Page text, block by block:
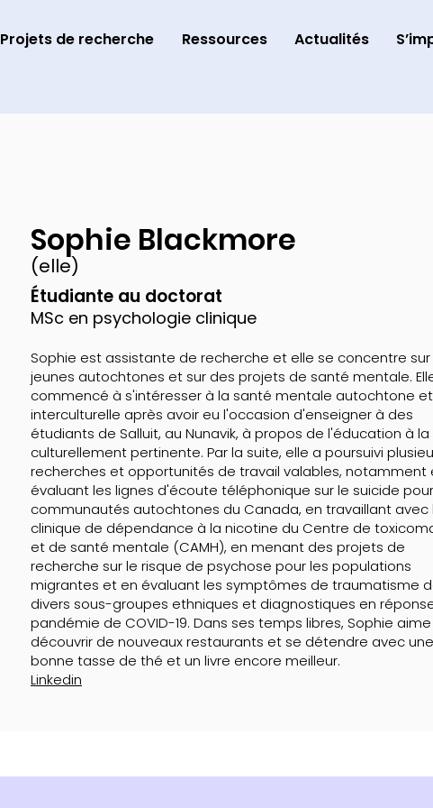
Projets de recherche Ressources Actualités
Sophie Blackmore
(elle)
Étudiante au doctorat
MSc en psychologie clinique
Sophie est assistante de recherche et elle se concentre sur
jeunes autochtones et sur des projets de santé mentale.
commencé à s'intéresser à la santé mentale autochtone et
interculturelle après avoir eu l'occasion d'enseigner à des
étudiants de Salluit, au Nunavik, à propos de l'éducation à
culturellement pertinente. Par la suite, elle a poursuivi
recherches et opportunités de travail valables, notamment
évaluant les lignes d'écoute téléphonique sur le suicide
communautés autochtones du Canada, en travaillant avec
clinique de dépendance à la nicotine du Centre de
et de santé mentale (CAMH), en menant des projets de
recherche sur le risque de psychose pour les populations
migrantes et en évaluant les symptômes de traumatisme
divers sous-groupes ethniques et diagnostiques en
pandémie de COVID-19. Dans ses temps libres, Sophie aime
découvrir de nouveaux restaurants et se détendre avec une
bonne tasse de thé et un livre encore meilleur.
Linkedin